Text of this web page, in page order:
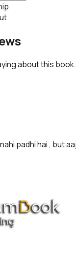
about this book.
padhi hai , but